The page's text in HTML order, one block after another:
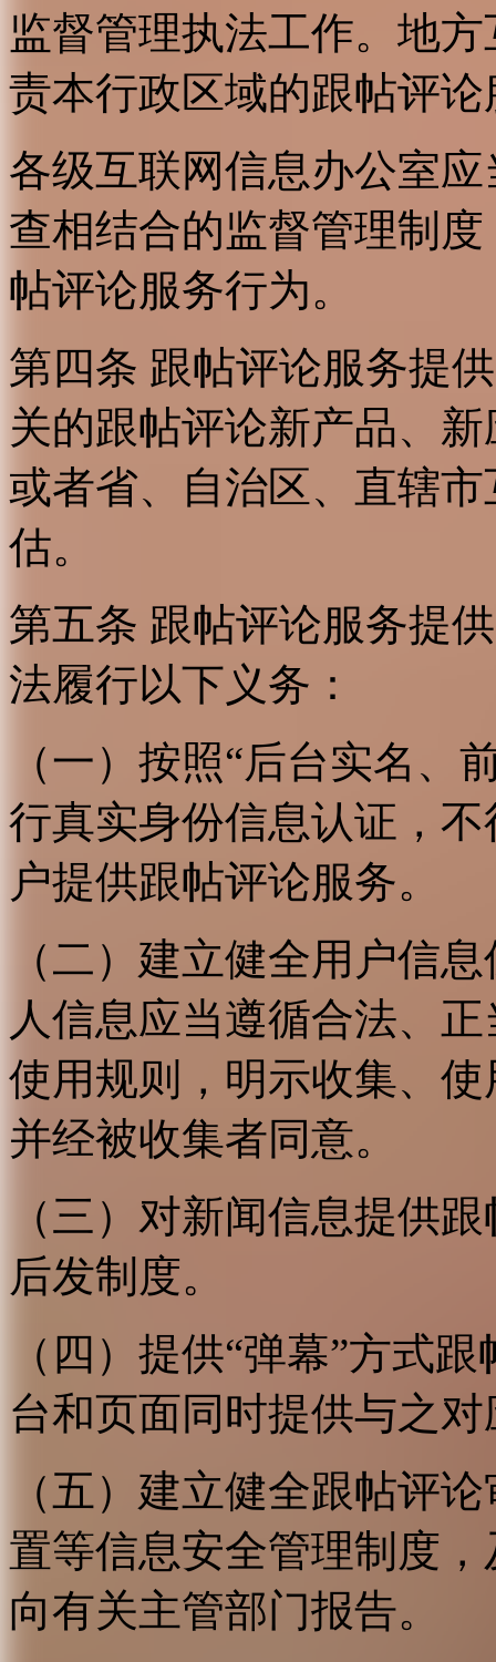
监督管理执法工作。地
责本行政区域的跟帖评
各级互联网信息办公室
查相结合的监督管理制
帖评论服务行为。
第四条 跟帖评论服务提
关的跟帖评论新产品、
或者省、自治区、直辖
估。
第五条 跟帖评论服务提
法履行以下义务：
（一）按照“后台实名、
行真实身份信息认证，
户提供跟帖评论服务。
（二）建立健全用户信
人信息应当遵循合法、
使用规则，明示收集、
并经被收集者同意。
（三）对新闻信息提供
后发制度。
（四）提供“弹幕”方式
台和页面同时提供与之
（五）建立健全跟帖评
置等信息安全管理制度
向有关主管部门报告。